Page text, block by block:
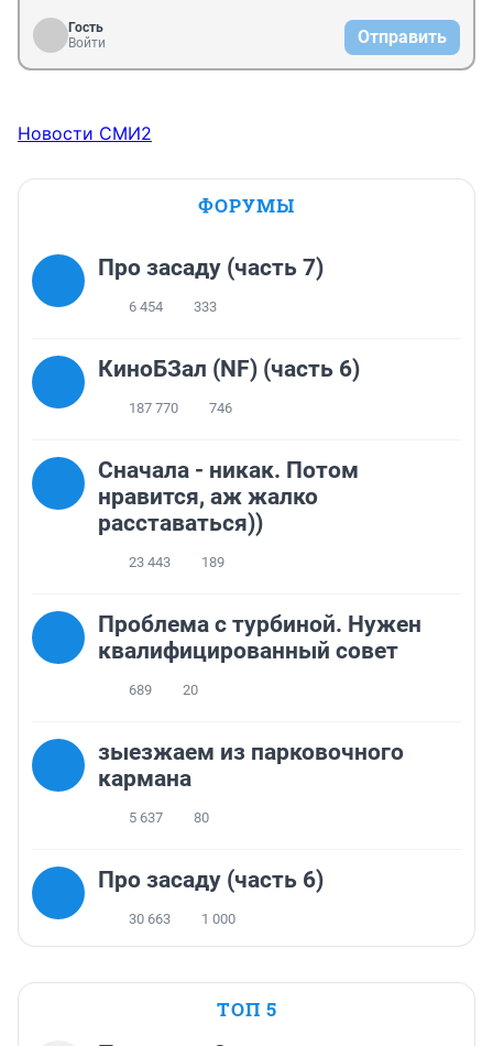
Гость
Войти
Отправить
Новости СМИ2
ФОРУМЫ
Про засаду (часть 7)
6 454 333
КиноБЗал (NF) (часть 6)
187 770 746
Сначала - никак. Потом
нравится, аж жалко
расставаться))
23 443 189
Проблема с турбиной. Нужен
квалифицированный совет
689 20
зыезжаем из парковочного
кармана
5 637 80
Про засаду (часть 6)
30 663 1 000
ТОП 5